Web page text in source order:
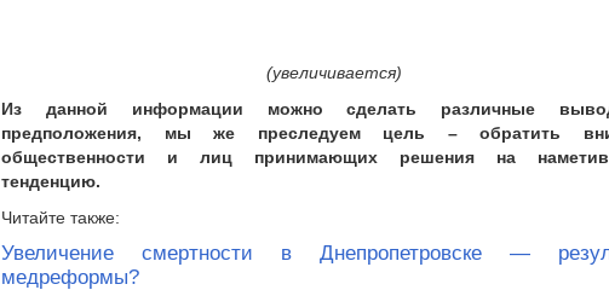
(увеличивается)
Из данной информации можно сделать различные
предположения, мы же преследуем цель – обратить
общественности и лиц принимающих решения на
тенденцию.
Читайте также:
Увеличение смертности в Днепропетровске —
медреформы?